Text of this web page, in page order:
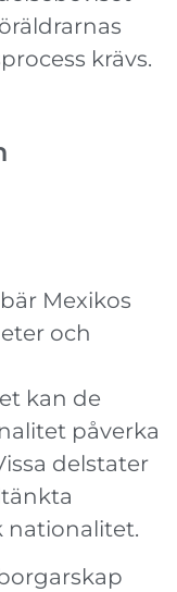
krävs.
Mexikos
och
kan de
påverka
delstater
nationalitet.